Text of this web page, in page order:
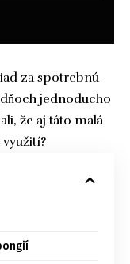
za spotrebnú
jednoducho
že aj táto malá